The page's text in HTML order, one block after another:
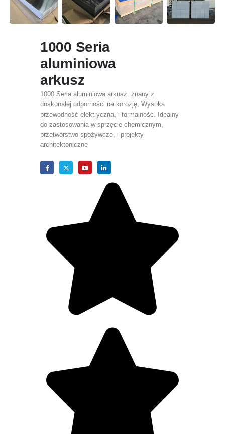
1000 Seria
aluminiowa
arkusz
1000 Seria aluminiowa arkusz: znany z
doskonałej odporności na korozję, Wysoka
przewodność elektryczna, i formalność. Idealny
do zastosowania w sprzęcie chemicznym,
przetwórstwo spożywcze, i projekty
architektoniczne